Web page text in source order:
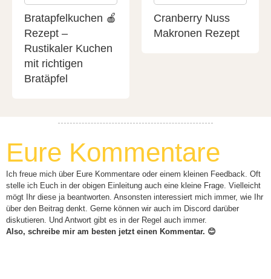
Bratapfelkuchen 🍎
Rezept –
Rustikaler Kuchen
mit richtigen
Bratäpfel
Cranberry Nuss
Makronen Rezept
Eure Kommentare
Ich freue mich über Eure Kommentare oder einem kleinen Feedback. Oft
stelle ich Euch in der obigen Einleitung auch eine kleine Frage. Vielleicht
mögt Ihr diese ja beantworten. Ansonsten interessiert mich immer, wie Ihr
über den Beitrag denkt. Gerne können wir auch im Discord darüber
diskutieren. Und Antwort gibt es in der Regel auch immer.
Also, schreibe mir am besten jetzt einen Kommentar. 😊